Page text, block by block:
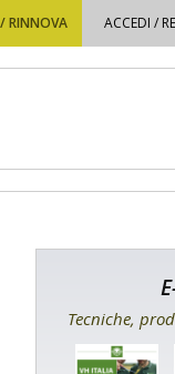
RINNOVA ACCEDI /
Tecniche,